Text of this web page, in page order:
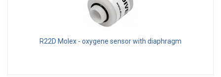
R22D Molex - oxygene sensor with diaphragm